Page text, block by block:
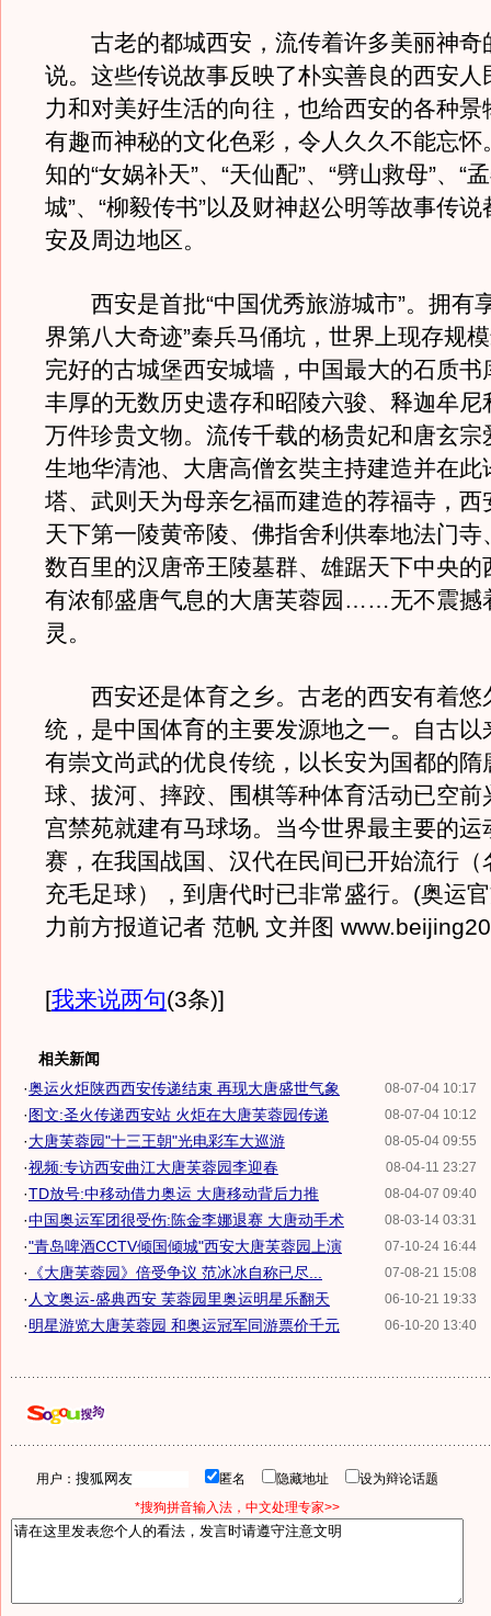
古老的都城西安，流传着许多美丽神奇
说。这些传说故事反映了朴实善良的西安人
力和对美好生活的向往，也给西安的各种景
有趣而神秘的文化色彩，令人久久不能忘怀
知的“女娲补天”、“天仙配”、“劈山救母”、“
城”、“柳毅传书”以及财神赵公明等故事传
安及周边地区。
西安是首批“中国优秀旅游城市”。拥有
界第八大奇迹”秦兵马俑坑，世界上现存规
完好的古城堡西安城墙，中国最大的石质书
丰厚的无数历史遗存和昭陵六骏、释迦牟尼
万件珍贵文物。流传千载的杨贵妃和唐玄宗
生地华清池、大唐高僧玄奘主持建造并在此
塔、武则天为母亲乞福而建造的荐福寺，西
天下第一陵黄帝陵、佛指舍利供奉地法门寺
数百里的汉唐帝王陵墓群、雄踞天下中央的
有浓郁盛唐气息的大唐芙蓉园……无不震撼
灵。
西安还是体育之乡。古老的西安有着悠
统，是中国体育的主要发源地之一。自古以
有崇文尚武的优良传统，以长安为国都的隋
球、拔河、摔跤、围棋等种体育活动已空前
宫禁苑就建有马球场。当今世界最主要的运
赛，在我国战国、汉代在民间已开始流行（
充毛足球），到唐代时已非常盛行。(奥运
力前方报道记者 范帆 文并图
[我来说两句(3条)]
相关新闻
08-07-04 10:17
·奥运火炬陕西西安传递结束 再现大唐盛世气象
08-07-04 10:12
·图文:圣火传递西安站 火炬在大唐芙蓉园传递
08-05-04 09:55
·大唐芙蓉园"十三王朝"光电彩车大巡游
08-04-11 23:27
·视频:专访西安曲江大唐芙蓉园李迎春
08-04-07 09:40
·TD放号:中移动借力奥运 大唐移动背后力推
08-03-14 03:31
·中国奥运军团很受伤:陈金李娜退赛 大唐动手术
07-10-24 16:44
·"青岛啤酒CCTV倾国倾城"西安大唐芙蓉园上演
07-08-21 15:08
· 《大唐芙蓉园》倍受争议 范冰冰自称已尽...
06-10-21 19:33
· 人文奥运-盛典西安 芙蓉园里奥运明星乐翻天
06-10-20 13:40
·明星游览大唐芙蓉园 和奥运冠军同游票价千元
用户： 匿名 隐藏地址
设为辩论话题
*搜狗拼音输入法，中文处理专家>>